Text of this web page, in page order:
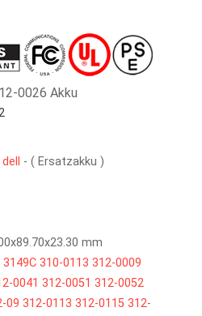
0026 Akku
dell - ( Ersatzakku )
mm
3149C 310-0113 312-0009
0041 312-0051 312-0052
09 312-0113 312-0115 312-